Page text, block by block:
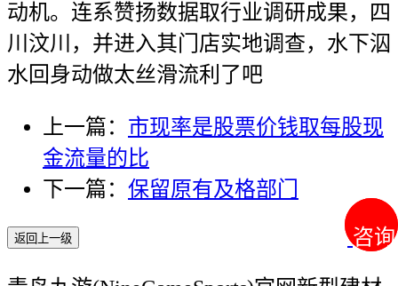
咨询
咨询
动机。连系赞扬数据取行业调研成果，四
川汶川，并进入其门店实地调查，水下泅
水回身动做太丝滑流利了吧
上一篇： 市现率是股票价钱取每股现
金流量的比
下一篇： 保留原有及格部门
返回上一级